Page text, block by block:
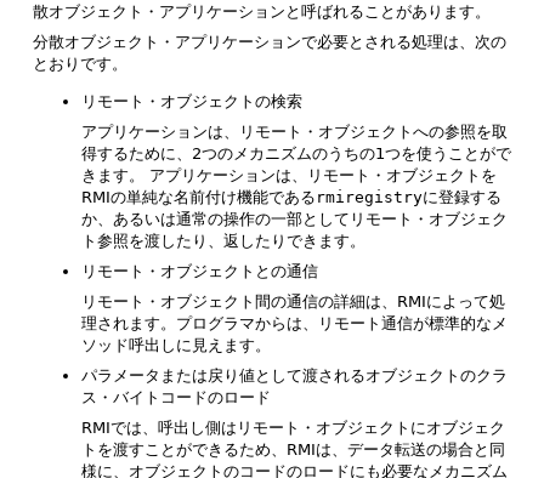
散オブジェクト・アプリケーションと呼ばれることがあります。
分散オブジェクト・アプリケーションで必要とされる処理は、次の
とおりです。
リモート・オブジェクトの検索
アプリケーションは、リモート・オブジェクトへの参照を取
得するために、2つのメカニズムのうちの1つを使うことがで
きます。
アプリケーションは、リモート・オブジェクトを
RMIの単純な名前付け機能である rmiregistryに登録する
か、あるいは通常の操作の一部としてリモート・オブジェク
ト参照を渡したり、返したりできます。
リモート・オブジェクトとの通信
リモート・オブジェクト間の通信の詳細は、RMIによって処
理されます。プログラマからは、リモート通信が標準的なメ
ソッド呼出しに見えます。
パラメータまたは戻り値として渡されるオブジェクトのクラ
ス・バイトコードのロード
RMIでは、呼出し側はリモート・オブジェクトにオブジェク
トを渡すことができるため、RMIは、データ転送の場合と同
様に、オブジェクトのコードのロードにも必要なメカニズム